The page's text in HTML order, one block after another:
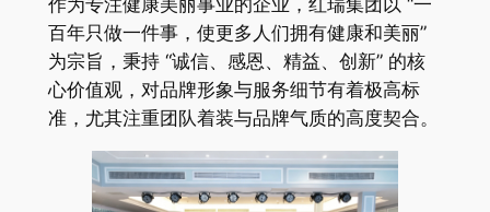
作为专注健康美丽事业的企业，红瑞集团以 “一
百年只做一件事，使更多人们拥有健康和美丽”
为宗旨，秉持 “诚信、感恩、精益、创新” 的核
心价值观，对品牌形象与服务细节有着极高标
准，尤其注重团队着装与品牌气质的高度契合。